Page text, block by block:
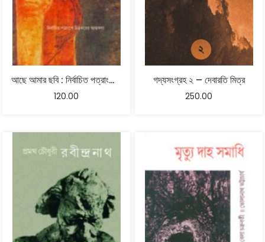
আছে আমার ছবি : নির্বাচিত পত্রাংশে চিত্রকরের আত্মকথা – রবীন্দ্রনাথ ঠাকুর
120.00
গদ্যসংগ্রহ ২ – দেবারতি মিত্র
250.00